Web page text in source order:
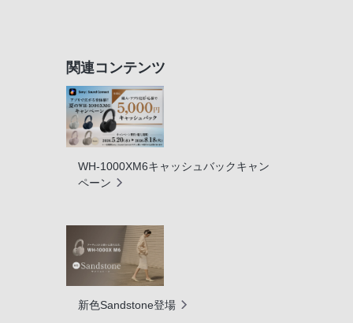
関連コンテンツ
WH-1000XM6キャッシュバックキャン
ペーン
新色Sandstone登場